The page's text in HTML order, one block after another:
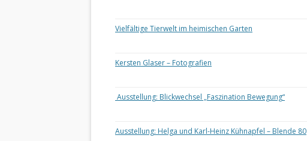
Vielfältige Tierwelt im heimischen Garten
Kersten Glaser – Fotografien
Ausstellung: Blickwechsel „Faszination Bewegung“
Ausstellung: Helga und Karl-Heinz Kühnapfel – Blende 80